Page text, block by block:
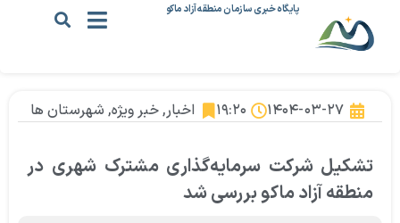
پایگاه خبری سازمان منطقه آزاد ماکو
۱۴۰۴-۰۳-۲۷ ۱۹:۲۰ اخبار,خبر ویژه, شهرستان ها
تشکیل شرکت سرمایه‌گذاری مشترک شهری در
منطقه آزاد ماکو بررسی شد